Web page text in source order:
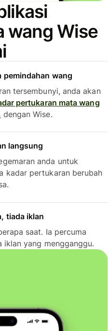
wang Wise
pemindahan wang
tersembunyi, anda akan
pertukaran mata wang
dengan Wise.
langsung
anda untuk
kadar pertukaran berubah
tiada iklan
saat. Ia percuma
iklan yang mengganggu.